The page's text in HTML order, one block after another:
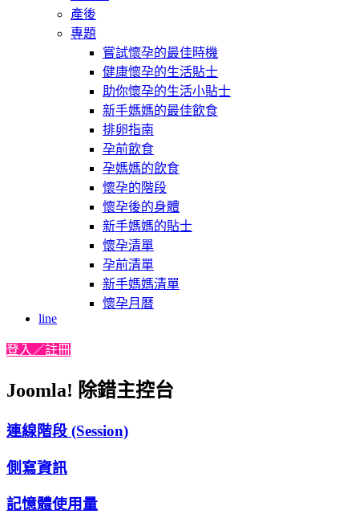
產後
專題
嘗試懷孕的最佳時機
健康懷孕的生活貼士
助你懷孕的生活小貼士
新手媽媽的最佳飲食
排卵指南
孕前飲食
孕媽媽的飲食
懷孕的階段
懷孕後的身體
新手媽媽的貼士
懷孕清單
孕前清單
新手媽媽清單
懷孕月曆
line
登入／註冊
Joomla! 除錯主控台
連線階段 (Session)
側寫資訊
記憶體使用量